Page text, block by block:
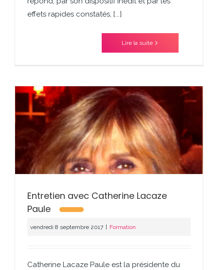
effets rapides constatés, [...]
Lire la suite
Entretien avec Catherine Lacaze
Paule
vendredi 8 septembre 2017 | Formation
Catherine Lacaze Paule est la présidente du